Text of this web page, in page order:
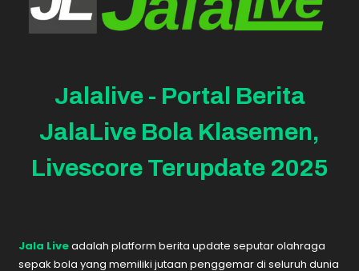
Jalalive - Portal Berita
JalaLive Bola Klasemen,
Livescore Terupdate 2025
Jala Liveadalah platform berita update seputar olahraga
sepak bola yang memiliki jutaan penggemar di seluruh dunia